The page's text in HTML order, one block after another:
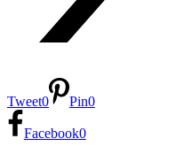
Tweet0 Pin0
Facebook0